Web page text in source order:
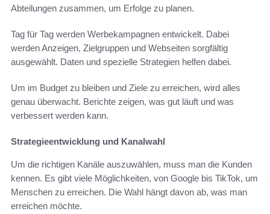
Abteilungen zusammen, um Erfolge zu planen.
Tag für Tag werden Werbekampagnen entwickelt. Dabei
werden Anzeigen, Zielgruppen und Webseiten sorgfältig
ausgewählt. Daten und spezielle Strategien helfen dabei.
Um im Budget zu bleiben und Ziele zu erreichen, wird alles
genau überwacht. Berichte zeigen, was gut läuft und was
verbessert werden kann.
Strategieentwicklung und Kanalwahl
Um die richtigen Kanäle auszuwählen, muss man die Kunden
kennen. Es gibt viele Möglichkeiten, von Google bis TikTok, um
Menschen zu erreichen. Die Wahl hängt davon ab, was man
erreichen möchte.